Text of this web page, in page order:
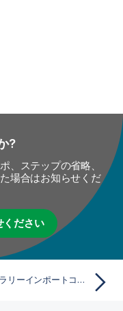
?
、ステップの省略、
場合はお知らせくだ
ください
ライブラリーインポートコンポーネント